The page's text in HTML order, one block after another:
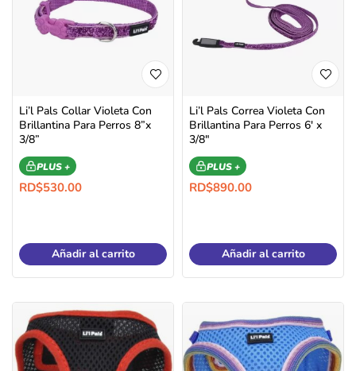
Li’l Pals Collar Violeta Con
Brillantina Para Perros 8”x
3/8”
PLUS +
RD$530.00
Añadir al carrito
Li’l Pals Correa Violeta Con
Brillantina Para Perros 6′ x
3/8″
PLUS +
RD$890.00
Añadir al carrito